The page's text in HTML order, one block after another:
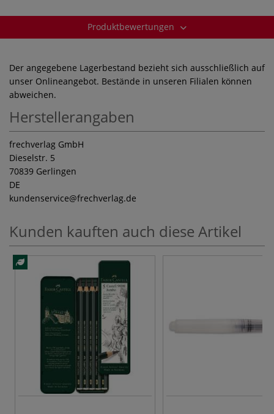
Produktbewertungen
Der angegebene Lagerbestand bezieht sich ausschließlich auf
unser Onlineangebot. Bestände in unseren Filialen können
abweichen.
Herstellerangaben
frechverlag GmbH
Dieselstr. 5
70839 Gerlingen
DE
kundenservice@frechverlag.de
Kunden kauften auch diese Artikel